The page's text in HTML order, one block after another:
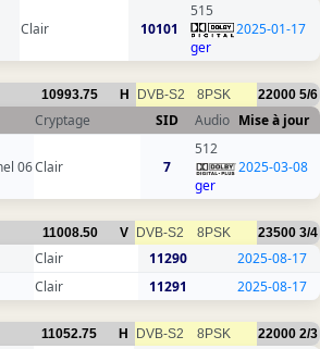
Clair 10101
515
ger
2025-01-17
10993.75 H DVB-S2 8PSK 22000 5/6
Cryptage SID Audio Mise à jour
06Clair 7
512
ger
2025-03-08
11008.50 V DVB-S2 8PSK 23500 3/4
Clair 11290
2025-08-17
Clair 11291 2025-08-17
11052.75 H DVB-S2 8PSK 22000 2/3